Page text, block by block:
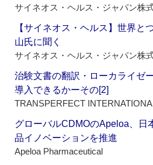
サイネオス・ヘルス・ジャパン株
【サイネオス・ヘルス】世界
山氏に聞く
サイネオス・ヘルス・ジャパン株
治験文書の翻訳・ローカライゼ
導入できるかーその[2]
TRANSPERFECT
グローバルCDMOのApeloa、日
品イノベーションを推進
Apeloa Pharmaceutical